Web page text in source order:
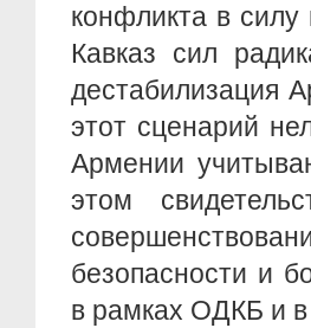
конфликта в
Кавказ сил
дестабилизация
этот сценарий
Армении
этом
безопасности и
в рамках ОДКБ и